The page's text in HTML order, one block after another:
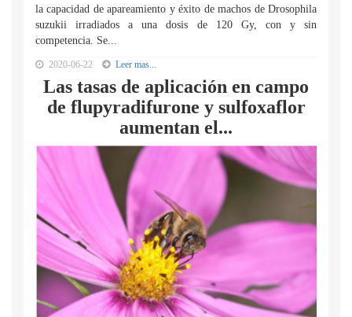
la capacidad de apareamiento y éxito de machos de Drosophila
suzukii irradiados a una dosis de 120 Gy, con y sin
competencia. Se...
2020-06-22 Leer mas...
Las tasas de aplicación en campo
de flupyradifurone y sulfoxaflor
aumentan el...